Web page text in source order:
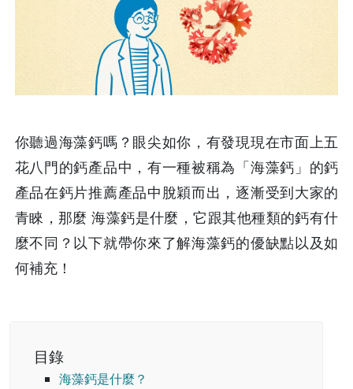
你聽過海藻鈣嗎？眼尖如你，有發現現在市面上五
花八門的鈣產品中，有一種被稱為「海藻鈣」的鈣
產品在鈣片推薦產品中脫穎而出，逐漸受到大家的
青睞，那麼 海藻鈣是什麼，它跟其他種類的鈣有什
麼不同？以下就帶你來了解海藻鈣的優缺點以及如
何補充！
目錄
海藻鈣是什麼？